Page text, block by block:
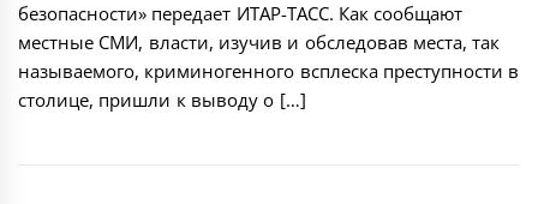
безопасности» передает ИТАР-ТАСС. Как сообщают
местные СМИ, власти, изучив и обследовав места, так
называемого, криминогенного всплеска преступности в
столице, пришли к выводу о […]